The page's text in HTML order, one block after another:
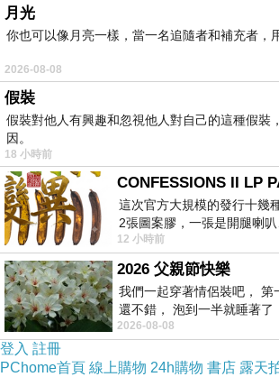
PS.若您家裡有0~4歲的小朋友，
以下是 新都大飯店 - 台中 的介紹
樣喜歡不妨看看喔!
↓↓↓限量特優價格按鈕↓↓↓
預訂
月光
你也可以像月亮一樣，當一名追隨者和補充者，
2026-08-08
假裝
假裝對他人有興趣和忽視他人對自己的這種假裝
因。
18 小時前
這次官方大規模的發行十幾
2張圖案膠，一張是開腿喇
版；目前官網上只剩澳洲商
12 小時前
2026 父親節快樂
我們一起穿著情侶裝吧， 第
還不錯， 泡到一半就睡著了
醒， 手
2026-08-08
登入 註冊
PChome首頁 線上購物 24h購物 書店 露天